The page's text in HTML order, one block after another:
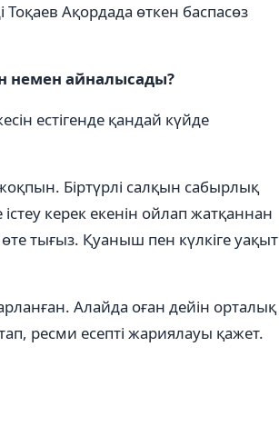
Ақордада өткен баспасөз
немен айналысады?
естігенде қандай күйде
Біртүрлі салқын сабырлық
керек екенін ойлап жатқаннан
өте тығыз. Қуаныш пен күлкіге уақыт
Алайда оған дейін орталық
ресми есепті жариялауы қажет.